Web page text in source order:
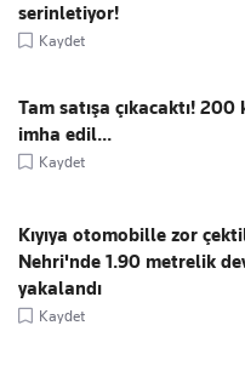
serinletiyor!
Kaydet
Tam satışa çıkacaktı!
imha edil...
Kaydet
Kıyıya otomobille zor
Nehri'nde 1.90 metrelik
yakalandı
Kaydet